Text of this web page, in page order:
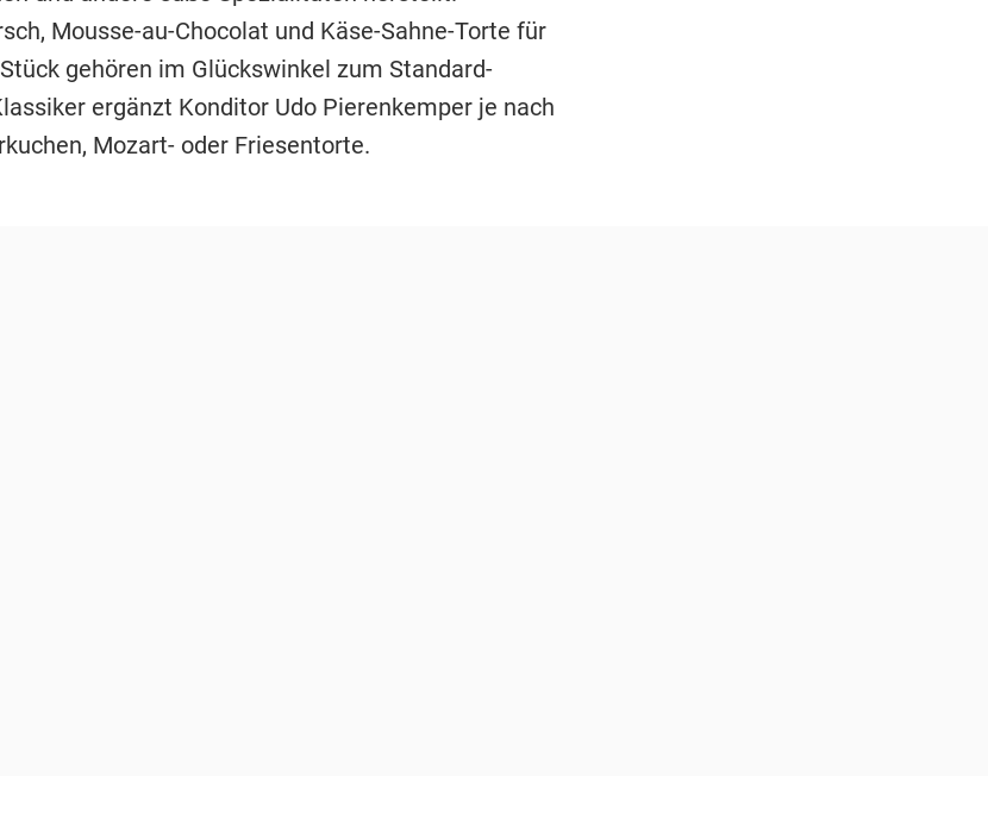
Mousse-au-Chocolat und Käse-Sahne-Torte für
gehören im Glückswinkel zum Standard-
ergänzt Konditor Udo Pierenkemper je nach
Mozart- oder Friesentorte.